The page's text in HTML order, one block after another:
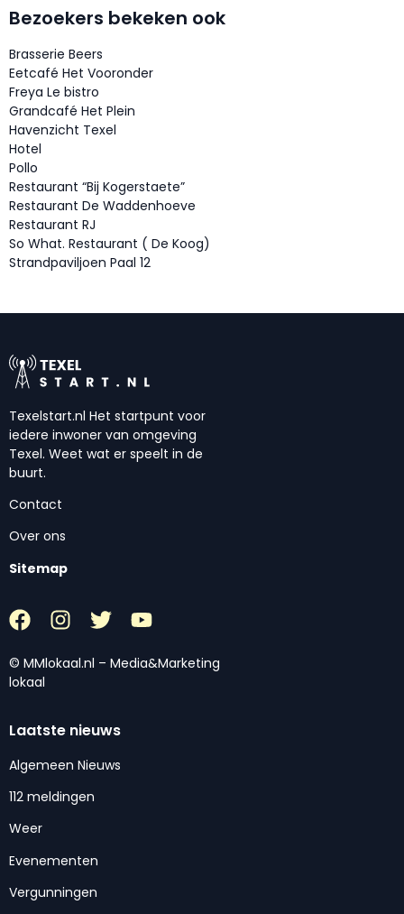
Bezoekers bekeken ook
Brasserie Beers
Eetcafé Het Vooronder
Freya Le bistro
Grandcafé Het Plein
Havenzicht Texel
Hotel
Pollo
Restaurant “Bij Kogerstaete”
Restaurant De Waddenhoeve
Restaurant RJ
So What. Restaurant ( De Koog)
Strandpaviljoen Paal 12
Texelstart.nl Het startpunt voor
iedere inwoner van omgeving
Texel. Weet wat er speelt in de
buurt.
Contact
Over ons
Sitemap
© MMlokaal.nl – Media&Marketing
lokaal
Laatste nieuws
Algemeen Nieuws
112 meldingen
Weer
Evenementen
Vergunningen